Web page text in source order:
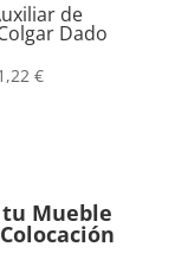
de
Dado
€
Mueble